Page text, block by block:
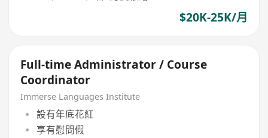
$20K-25K/月
Full-time Administrator / Course
Coordinator
Immerse Languages Institute
設有年底花紅
享有慰問假